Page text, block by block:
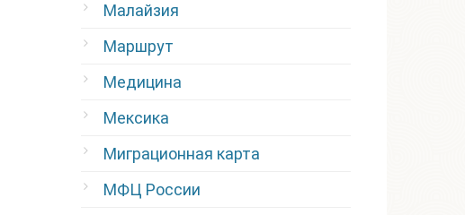
Малайзия
Маршрут
Медицина
Мексика
Миграционная карта
МФЦ России